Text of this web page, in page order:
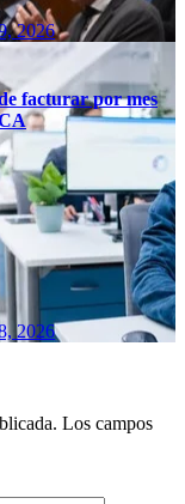
2026
facturar por mes
2026
Los campos